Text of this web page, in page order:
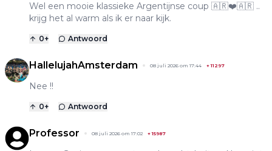
Wel een mooie klassieke Argentijnse coup 🇦🇷❤️🇦🇷 ..
krijg het al warm als ik er naar kijk.
0+ Antwoord
HallelujahAmsterdam 08 juli 2026 om 17:44 +11297
Nee !!
0+ Antwoord
Professor 08 juli 2026 om 17:02 +15987